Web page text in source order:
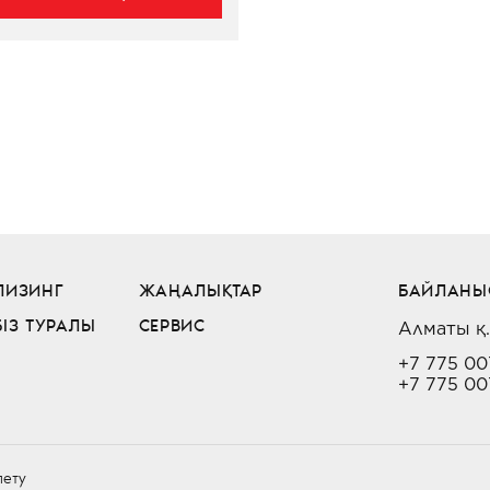
ТУРАЛЫ
ЖАҢАЛЫҚТАР
СЕРВИС
Алматы
+7 775
+7 775